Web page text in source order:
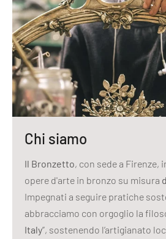
Chi siamo
Il Bronzetto, con sede a Firenze,
opere d'arte in bronzo su misura
Impegnati a seguire pratiche
abbracciamo con orgoglio la
Italy”, sostenendo l’artigianato